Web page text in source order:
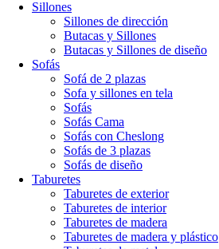
Sillones
Sillones de dirección
Butacas y Sillones
Butacas y Sillones de diseño
Sofás
Sofá de 2 plazas
Sofa y sillones en tela
Sofás
Sofás Cama
Sofás con Cheslong
Sofás de 3 plazas
Sofás de diseño
Taburetes
Taburetes de exterior
Taburetes de interior
Taburetes de madera
Taburetes de madera y plástico